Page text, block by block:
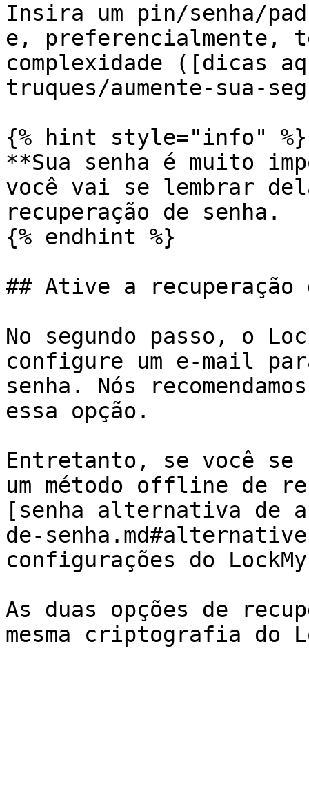
Insira um pin/senha/
e, preferencialmente,
complexidade ([dicas
truques/aumente-sua-
{% hint style="info" %}
**Sua senha é muito
você vai se lembrar
recuperação de senha.
{% endhint %}
## Ative a recuperação
No segundo passo, o
configure um e-mail
senha. Nós
essa opção.
Entretanto, se você
um método offline de
[senha alternativa de
de-
configurações do
As duas opções de